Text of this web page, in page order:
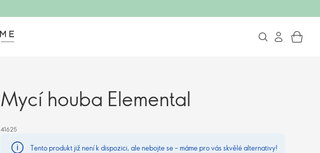
Mycí houba Elemental
41625
Tento produkt již není k dispozici, ale nebojte se – máme pro vás skvělé alternativy!